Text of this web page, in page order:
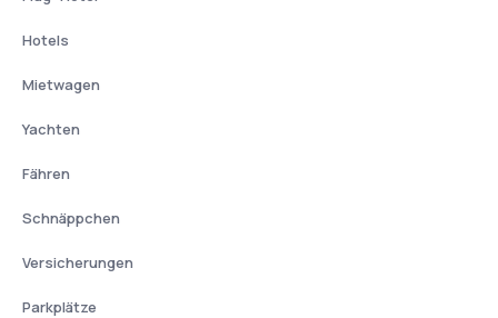
Hotels
Mietwagen
Yachten
Fähren
Schnäppchen
Versicherungen
Parkplätze